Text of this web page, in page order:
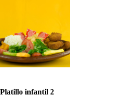
Platillo infantil 2